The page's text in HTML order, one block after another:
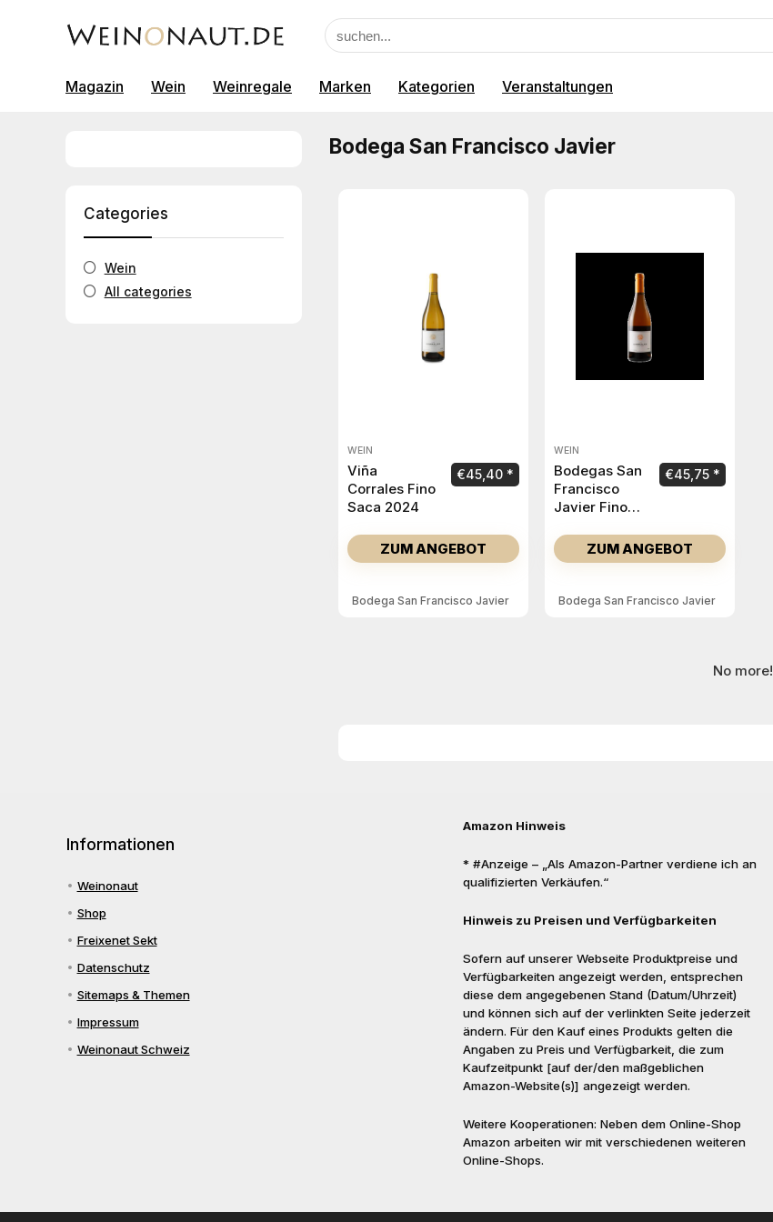
Magazin Wein Weinregale Marken Kategorien Veranstaltungen
Bodega San Francisco Javier
Categories
Wein
All categories
WEIN
Viña
Corrales Fino
Saca 2024
€45,40
ZUM ANGEBOT
Bodega San Francisco Javier
WEIN
Bodegas San
Francisco
Javier Fino
Pago
Balbaína
€45,75
ZUM ANGEBOT
Bodega San Francisco Javier
No more!
Informationen
Weinonaut
Shop
Freixenet Sekt
Datenschutz
Sitemaps & Themen
Impressum
Weinonaut Schweiz
Amazon Hinweis
* #Anzeige – „Als Amazon-Partner verdiene ich an
qualifizierten Verkäufen.“
Hinweis zu Preisen und Verfügbarkeiten
Sofern auf unserer Webseite Produktpreise und
Verfügbarkeiten angezeigt werden, entsprechen
diese dem angegebenen Stand (Datum/Uhrzeit)
und können sich auf der verlinkten Seite jederzeit
ändern. Für den Kauf eines Produkts gelten die
Angaben zu Preis und Verfügbarkeit, die zum
Kaufzeitpunkt [auf der/den maßgeblichen
Amazon-Website(s)] angezeigt werden.
Weitere Kooperationen: Neben dem Online-Shop
Amazon arbeiten wir mit verschiedenen weiteren
Online-Shops.